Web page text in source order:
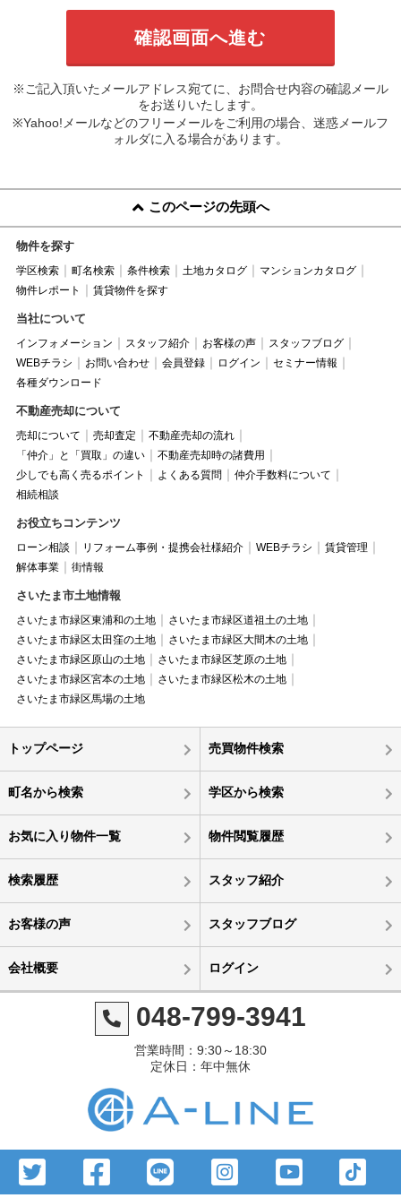
※ご記入頂いたメールアドレス宛てに、お問合せ内容の確認メール
をお送りいたします。
※Yahoo!メールなどのフリーメールをご利用の場合、迷惑メールフ
ォルダに入る場合があります。
このページの先頭へ
物件を探す
学区検索 町名検索 条件検索 土地カタログ
マンションカタログ
物件レポート
賃貸物件を探す
当社について
インフォメーション スタッフ紹介 お客様の声
スタッフブログ
WEBチラシ
お問い合わせ 会員登録 ログイン
セミナー情報
各種ダウンロード
不動産売却について
売却について 売却査定
不動産売却の流れ
「仲介」と「買取」の違い
不動産売却時の諸費用
少しでも高く売るポイント
よくある質問
仲介手数料について
相続相談
お役立ちコンテンツ
ローン相談 リフォーム事例・提携会社様紹介 WEBチラシ
賃貸管理
解体事業
街情報
さいたま市土地情報
さいたま市緑区東浦和の土地
さいたま市緑区道祖土の土地
さいたま市緑区太田窪の土地
さいたま市緑区大間木の土地
さいたま市緑区原山の土地
さいたま市緑区芝原の土地
さいたま市緑区宮本の土地
さいたま市緑区松木の土地
さいたま市緑区馬場の土地
トップページ 売買物件検索
町名から検索 学区から検索
お気に入り物件一覧 物件閲覧履歴
検索履歴 スタッフ紹介
お客様の声 スタッフブログ
会社概要 ログイン
048-799-3941
営業時間：9:30～18:30
定休日：年中無休